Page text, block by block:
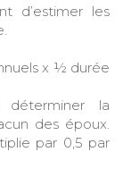
d’estimer les
x ½ durée
la
des époux.
par 0,5 par